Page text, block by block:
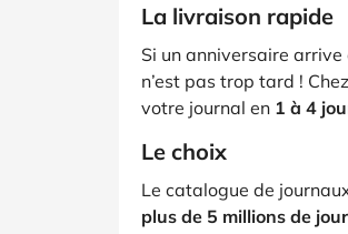
La livraison rapide
Si un anniversaire
n’est pas trop tard !
votre journal en 1 à 4
Le choix
Le catalogue de
plus de 5 millions de